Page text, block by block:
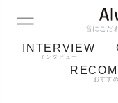
音にこだ
INTERVIEW
インタビュー
おすす